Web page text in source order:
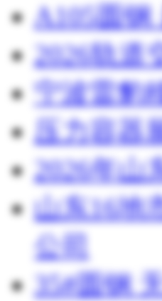
A105圆钢
2026轨道
宁波雷豹
压力容器
2026年山
山东16地
公司
35#圆钢